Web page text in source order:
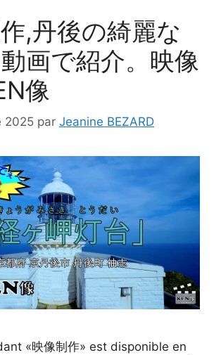
,丹後の綺麗な
画で紹介。映像
像
2025 par Jeanine BEZARD
«映像制作» est disponible en